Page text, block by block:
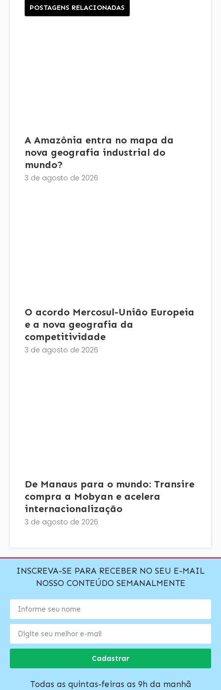
POSTAGENS RELACIONADAS
A Amazônia entra no mapa da
nova geografia industrial do
mundo?
3 de agosto de 2026
O acordo Mercosul-União Europeia
e a nova geografia da
competitividade
3 de agosto de 2026
De Manaus para o mundo: Transire
compra a Mobyan e acelera
internacionalização
3 de agosto de 2026
INSCREVA-SE PARA RECEBER NO SEU E-MAIL
NOSSO CONTEÚDO SEMANALMENTE
Cadastrar
Todas as quintas-feiras as 9h da manhã